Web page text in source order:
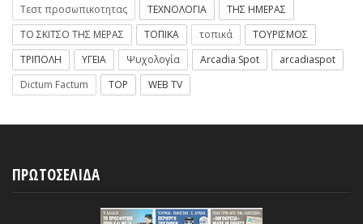
Τεστ προσωπικοτητας
ΤΕΧΝΟΛΟΓΙΑ
ΤΗΣ ΗΜΕΡΑΣ
ΤΟ ΣΚΙΤΣΟ ΤΗΣ ΜΕΡΑΣ
ΤΟΠΙΚΑ τοπικά
ΤΟΥΡΙΣΜΟΣ
ΤΡΙΠΟΛΗ
ΥΓΕΙΑ Ψυχολογία Arcadia Spot
arcadiaspot
Dictum Factum
TOP WEB TV
ΠΡΩΤΟΣΕΛΙΔΑ